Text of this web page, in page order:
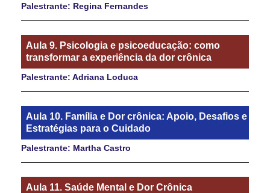
Palestrante: Regina Fernandes
Aula 9. Psicologia e psicoeducação: como
transformar a experiência da dor crônica
Palestrante: Adriana Loduca
Aula 10. Família e Dor crônica: Apoio, Desafios e
Estratégias para o Cuidado
Palestrante: Martha Castro
Aula 11. Saúde Mental e Dor Crônica